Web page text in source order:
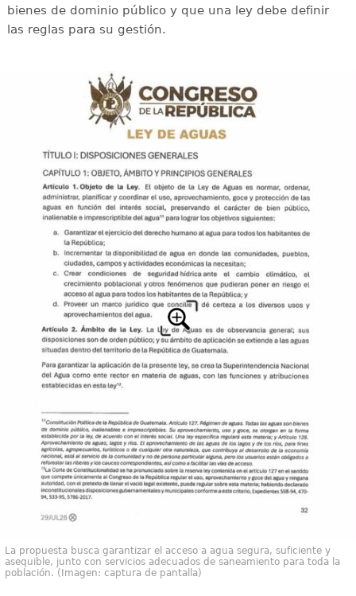
bienes de dominio público y que una ley debe definir
las reglas para su gestión.
La propuesta busca garantizar el acceso a agua segura, suficiente y
asequible, junto con servicios adecuados de saneamiento para toda la
población. (Imagen: captura de pantalla)